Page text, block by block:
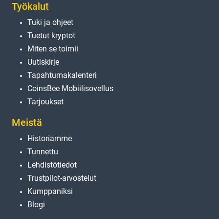
Työkalut
Tuki ja ohjeet
Tuetut kryptot
Miten se toimii
Uutiskirje
Tapahtumakalenteri
CoinsBee Mobiilisovellus
Tarjoukset
Meistä
Historiamme
Tunnettu
Lehdistötiedot
Trustpilot-arvostelut
Kumppaniksi
Blogi